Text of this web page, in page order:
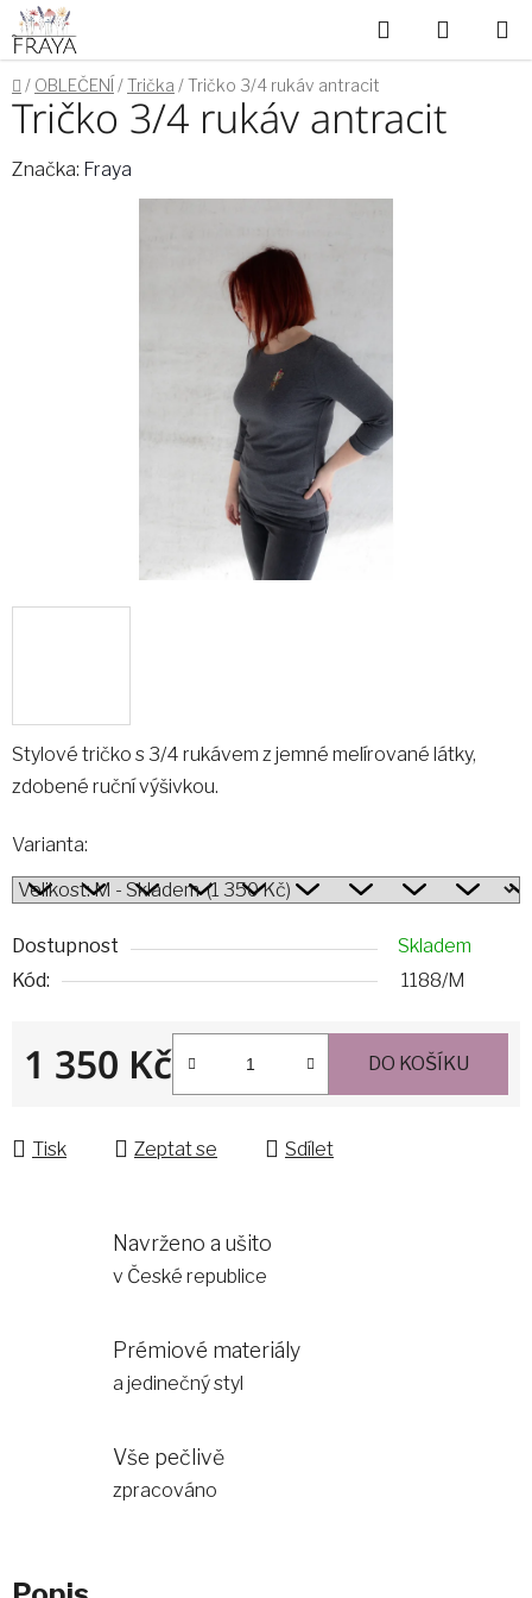
Přejít
na
obsah
Hledat
KOŠÍK
Domů
/ OBLEČENÍ /Trička /Tričko 3/4 rukáv antracit
Stylové tričko s 3/4 rukávem z jemné melírované látky,
zdobené ruční výšivkou.
Varianta:
Dostupnost
Skladem
Kód:
1188/M
1 350 Kč DO KOŠÍKU
Tisk Zeptat se Sdílet
Tričko 3/4 rukáv antracit
Značka: Fraya
Navrženo a ušito
v České republice
Prémiové materiály
a jedinečný styl
Vše pečlivě
zpracováno